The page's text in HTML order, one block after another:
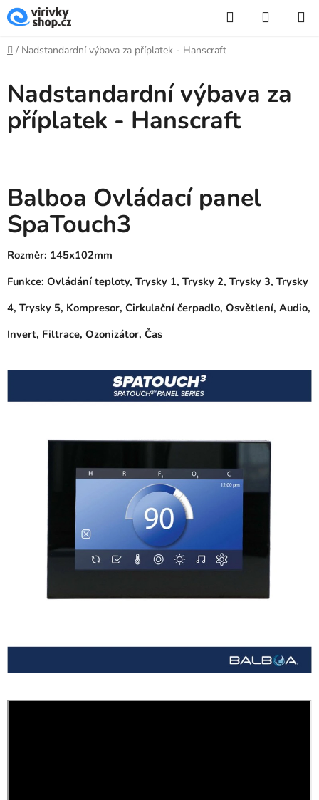
Přejít
na
obsah
Hledat
KOŠÍK
Domů
/ Nadstandardní výbava za příplatek - Hanscraft
Nadstandardní výbava za
příplatek - Hanscraft
Balboa Ovládací panel
SpaTouch3
Rozměr: 145x102mm
Funkce: Ovládání teploty, Trysky 1, Trysky 2, Trysky 3, Trysky
4, Trysky 5, Kompresor, Cirkulační čerpadlo, Osvětlení, Audio,
Invert, Filtrace, Ozonizátor, Čas